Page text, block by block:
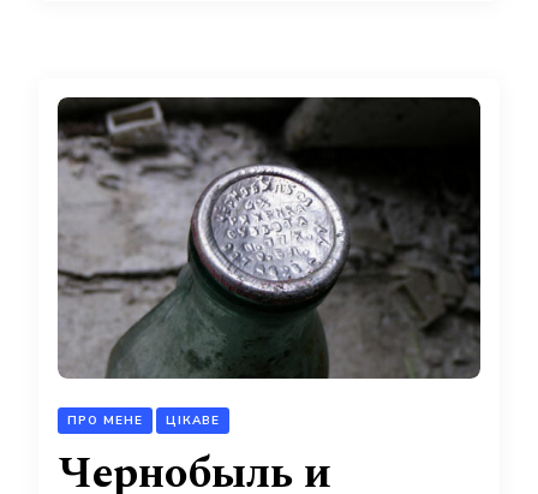
ПРО МЕНЕ ЦІКАВЕ
Чернобыль и